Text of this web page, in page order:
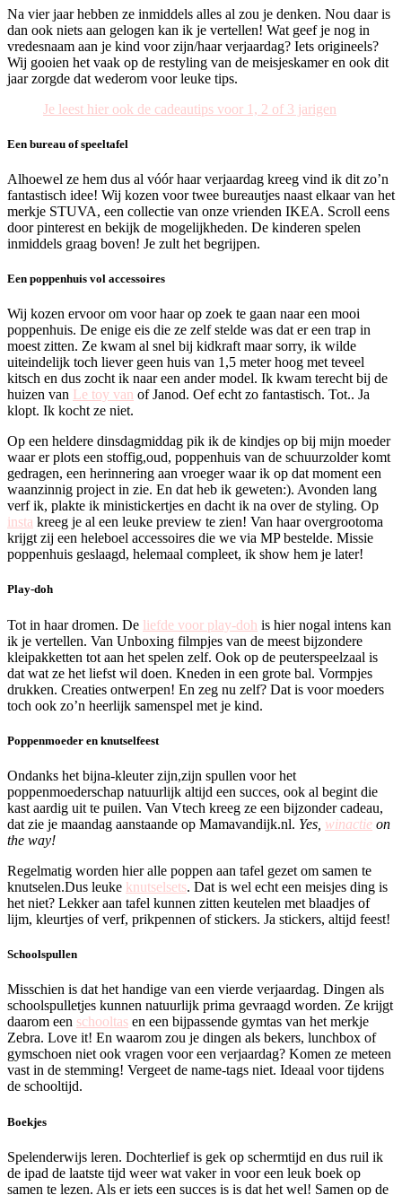
Na vier jaar hebben ze inmiddels alles al zou je denken. Nou daar is
dan ook niets aan gelogen kan ik je vertellen! Wat geef je nog in
vredesnaam aan je kind voor zijn/haar verjaardag? Iets origineels?
Wij gooien het vaak op de restyling van de meisjeskamer en ook dit
jaar zorgde dat wederom voor leuke tips.
Je leest hier ook de cadeautips voor 1, 2 of 3 jarigen
Een bureau of speeltafel
Alhoewel ze hem dus al vóór haar verjaardag kreeg vind ik dit zo’n
fantastisch idee! Wij kozen voor twee bureautjes naast elkaar van het
merkje STUVA, een collectie van onze vrienden IKEA. Scroll eens
door pinterest en bekijk de mogelijkheden. De kinderen spelen
inmiddels graag boven! Je zult het begrijpen.
Een poppenhuis vol accessoires
Wij kozen ervoor om voor haar op zoek te gaan naar een mooi
poppenhuis. De enige eis die ze zelf stelde was dat er een trap in
moest zitten. Ze kwam al snel bij kidkraft maar sorry, ik wilde
uiteindelijk toch liever geen huis van 1,5 meter hoog met teveel
kitsch en dus zocht ik naar een ander model. Ik kwam terecht bij de
huizen van Le toy van of Janod. Oef echt zo fantastisch. Tot.. Ja
klopt. Ik kocht ze niet.
Op een heldere dinsdagmiddag pik ik de kindjes op bij mijn moeder
waar er plots een stoffig,oud, poppenhuis van de schuurzolder komt
gedragen, een herinnering aan vroeger waar ik op dat moment een
waanzinnig project in zie. En dat heb ik geweten:). Avonden lang
verf ik, plakte ik ministickertjes en dacht ik na over de styling. Op
insta kreeg je al een leuke preview te zien! Van haar overgrootoma
krijgt zij een heleboel accessoires die we via MP bestelde. Missie
poppenhuis geslaagd, helemaal compleet, ik show hem je later!
Play-doh
Tot in haar dromen. De liefde voor play-doh is hier nogal intens kan
ik je vertellen. Van Unboxing filmpjes van de meest bijzondere
kleipakketten tot aan het spelen zelf. Ook op de peuterspeelzaal is
dat wat ze het liefst wil doen. Kneden in een grote bal. Vormpjes
drukken. Creaties ontwerpen! En zeg nu zelf? Dat is voor moeders
toch ook zo’n heerlijk samenspel met je kind.
Poppenmoeder en knutselfeest
Ondanks het bijna-kleuter zijn,zijn spullen voor het
poppenmoederschap natuurlijk altijd een succes, ook al begint die
kast aardig uit te puilen. Van Vtech kreeg ze een bijzonder cadeau,
dat zie je maandag aanstaande op Mamavandijk.nl. Yes, winactie on
the way!
Regelmatig worden hier alle poppen aan tafel gezet om samen te
knutselen.Dus leuke knutselsets. Dat is wel echt een meisjes ding is
het niet? Lekker aan tafel kunnen zitten keutelen met blaadjes of
lijm, kleurtjes of verf, prikpennen of stickers. Ja stickers, altijd feest!
Schoolspullen
Misschien is dat het handige van een vierde verjaardag. Dingen als
schoolspulletjes kunnen natuurlijk prima gevraagd worden. Ze krijgt
daarom een schooltas en een bijpassende gymtas van het merkje
Zebra. Love it! En waarom zou je dingen als bekers, lunchbox of
gymschoen niet ook vragen voor een verjaardag? Komen ze meteen
vast in de stemming! Vergeet de name-tags niet. Ideaal voor tijdens
de schooltijd.
Boekjes
Spelenderwijs leren. Dochterlief is gek op schermtijd en dus ruil ik
de ipad de laatste tijd weer wat vaker in voor een leuk boek op
samen te lezen. Als er iets een succes is is dat het wel! Samen op de